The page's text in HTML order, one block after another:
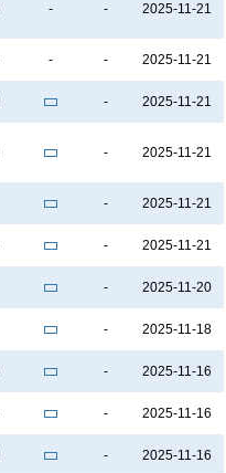
- - 2025-11-21
- - 2025-11-21
- 2025-11-21
- 2025-11-21
- 2025-11-21
- 2025-11-21
- 2025-11-20
- 2025-11-18
- 2025-11-16
- 2025-11-16
- 2025-11-16